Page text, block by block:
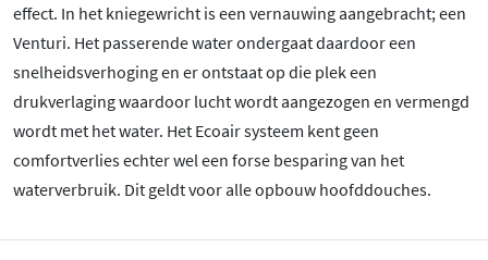
effect. In het kniegewricht is een vernauwing aangebracht; een
Venturi. Het passerende water ondergaat daardoor een
snelheidsverhoging en er ontstaat op die plek een
drukverlaging waardoor lucht wordt aangezogen en vermengd
wordt met het water. Het Ecoair systeem kent geen
comfortverlies echter wel een forse besparing van het
waterverbruik. Dit geldt voor alle opbouw hoofddouches.